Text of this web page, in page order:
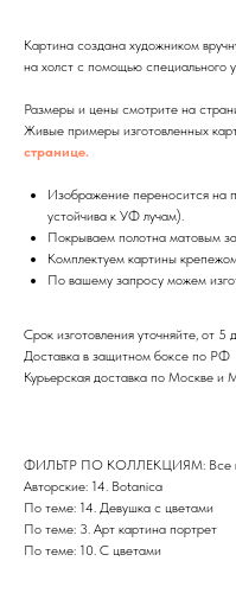
Картина создана художником
на холст с помощью специального
Размеры и цены смотрите на
Живые примеры изготовленных
странице.
Изображение переносится на
устойчива к УФ лучам).
Покрываем полотна матовым
Комплектуем картины
По вашему запросу можем
Срок изготовления уточняйте, от 5
Доставка в защитном боксе по РФ
Курьерская доставка по Москве
ФИЛЬТР ПО КОЛЛЕКЦИЯМ: Все
Авторские: 14. Botanica
По теме: 14. Девушка с цветами
По теме: 3. Арт картина портрет
По теме: 10. С цветами